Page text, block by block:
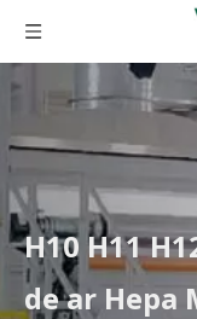
H10 H11
de ar Hepa